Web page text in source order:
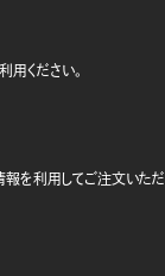
ください。
を利用してご注文いただ